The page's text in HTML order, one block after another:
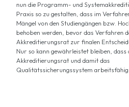
nun die Programm- und
Praxis so zu gestalten, dass im
Mängel von den Studiengängen bzw.
behoben werden, bevor das Verfahren
Akkreditierungsrat zur finalen
Nur so kann gewährleistet bleiben, dass
Akkreditierungsrat und damit das
Qualitätssicherungssystem arbeitsfähig